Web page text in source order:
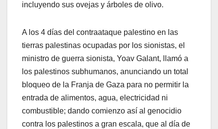
incluyendo sus ovejas y árboles de olivo.
A los 4 días del contraataque palestino en las
tierras palestinas ocupadas por los sionistas, el
ministro de guerra sionista, Yoav Galant, llamó a
los palestinos subhumanos, anunciando un total
bloqueo de la Franja de Gaza para no permitir la
entrada de alimentos, agua, electricidad ni
combustible; dando comienzo así al genocidio
contra los palestinos a gran escala, que al día de